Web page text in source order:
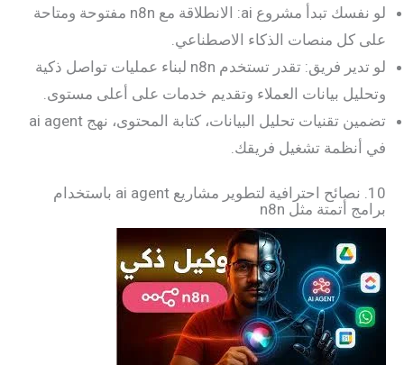
لو نفسك تبدأ مشروع ai: الانطلاقة مع n8n مفتوحة ومتاحة
على كل منصات الذكاء الاصطناعي.
لو تدير فريق: تقدر تستخدم n8n لبناء عمليات تواصل ذكية
وتحليل بيانات العملاء وتقديم خدمات على أعلى مستوى.
تضمين تقنيات تحليل البيانات، كتابة المحتوى، نهج ai agent
في أنظمة تشغيل فريقك.
10. نصائح احترافية لتطوير مشاريع ai agent باستخدام
برامج أتمتة مثل n8n